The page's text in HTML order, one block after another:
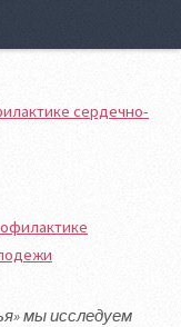
сердечно-
мы исследуем